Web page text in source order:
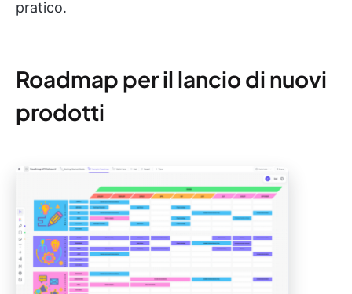
pratico.
Roadmap per il lancio di nuovi
prodotti